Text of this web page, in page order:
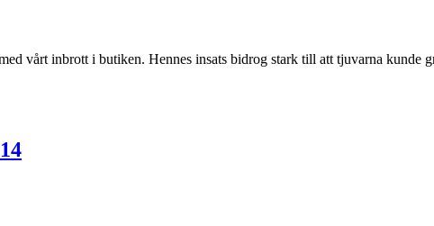
vårt inbrott i butiken. Hennes insats bidrog stark till att tjuvarna kunde